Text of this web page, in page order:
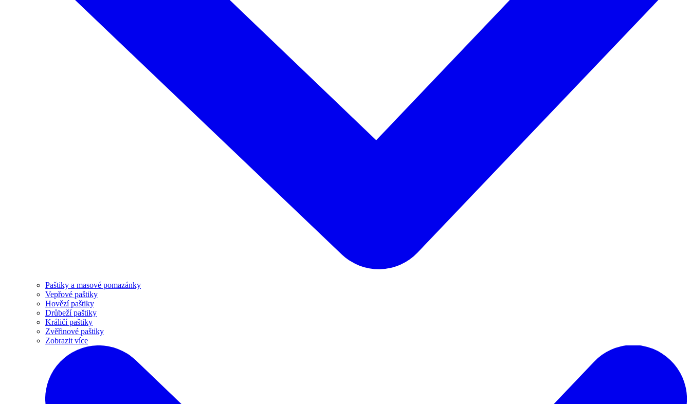
Paštiky a masové pomazánky
Vepřové paštiky
Hovězí paštiky
Drůbeží paštiky
Králičí paštiky
Zvěřinové paštiky
Zobrazit více